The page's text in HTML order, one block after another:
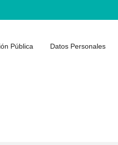
Pública Datos Personales